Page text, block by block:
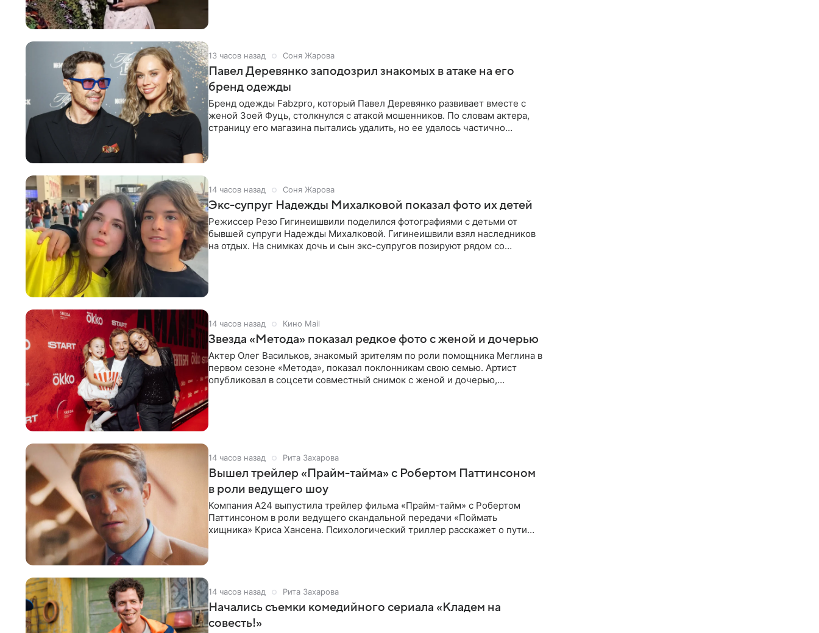
13 часов назад Соня Жарова
Павел Деревянко заподозрил знакомых в атаке на его
бренд одежды
Бренд одежды Fabzpro, который Павел Деревянко развивает вместе с
женой Зоей Фуць, столкнулся с атакой мошенников. По словам актера,
страницу его магазина пытались удалить, но ее удалось частично
14 часов назад Соня Жарова
Экс-супруг Надежды Михалковой показал фото их детей
Режиссер Резо Гигинеишвили поделился фотографиями с детьми от
бывшей супруги Надежды Михалковой. Гигинеишвили взял наследников
на отдых. На снимках дочь и сын экс-супругов позируют рядом со
14 часов назад Кино Mail
Звезда «Метода» показал редкое фото с женой и дочерью
Актер Олег Васильков, знакомый зрителям по роли помощника Меглина в
первом сезоне «Метода», показал поклонникам свою семью. Артист
опубликовал в соцсети совместный снимок с женой и дочерью,
14 часов назад Рита Захарова
Вышел трейлер «Прайм-тайма» с Робертом Паттинсоном
в роли ведущего шоу
Компания A24 выпустила трейлер фильма «Прайм-тайм» с Робертом
Паттинсоном в роли ведущего скандальной передачи «Поймать
хищника» Криса Хансена. Психологический триллер расскажет о пути
14 часов назад Рита Захарова
Начались съемки комедийного сериала «Кладем на
совесть!»